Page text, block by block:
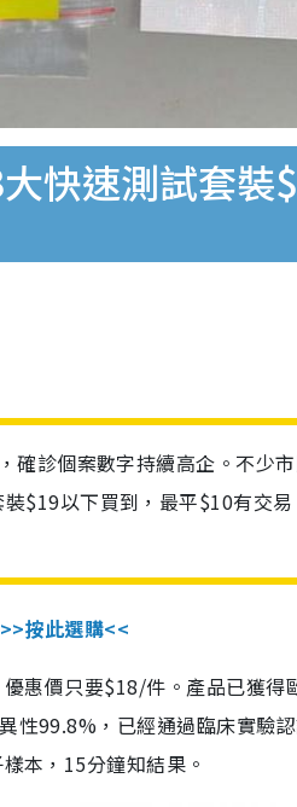
大快速測試套
診個案數字持續高企。不少
$19以下買到，最平$10有交
>>按此選購<<
惠價只要$18/件。產品已獲得
性99.8%，已經通過臨床實驗
本，15分鐘知結果。